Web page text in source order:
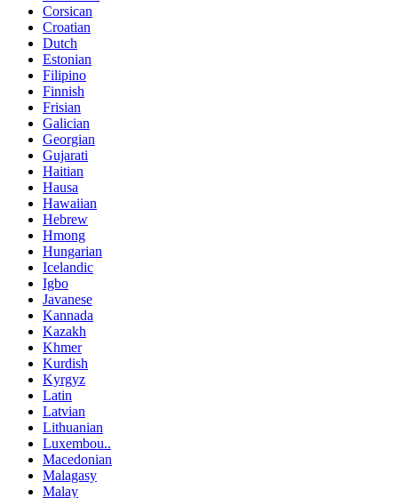
Corsican
Croatian
Dutch
Estonian
Filipino
Finnish
Frisian
Galician
Georgian
Gujarati
Haitian
Hausa
Hawaiian
Hebrew
Hmong
Hungarian
Icelandic
Igbo
Javanese
Kannada
Kazakh
Khmer
Kurdish
Kyrgyz
Latin
Latvian
Lithuanian
Luxembou..
Macedonian
Malagasy
Malay